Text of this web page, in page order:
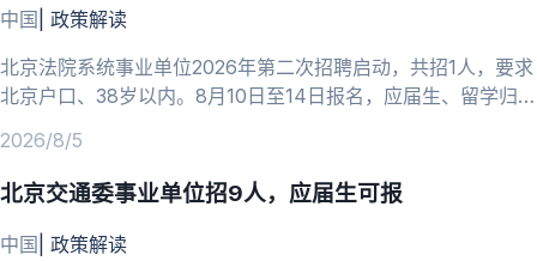
中国 政策解读
北京法院系统事业单位2026年第二次招聘启动，共招1人，要求
北京户口、38岁以内。8月10日至14日报名，应届生、留学归国
2026/8/5
北京交通委事业单位招9人，应届生可报
中国 政策解读